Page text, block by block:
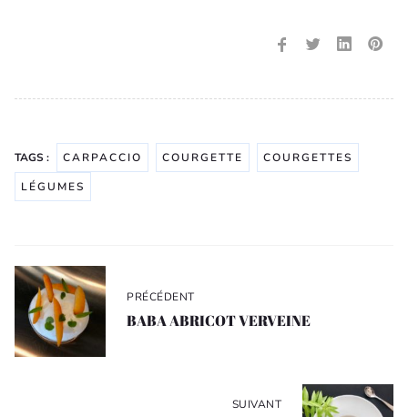
TAGS : CARPACCIO COURGETTE
COURGETTES
LÉGUMES
de
l’article
PRÉCÉDENT
BABA ABRICOT VERVEINE
SUIVANT